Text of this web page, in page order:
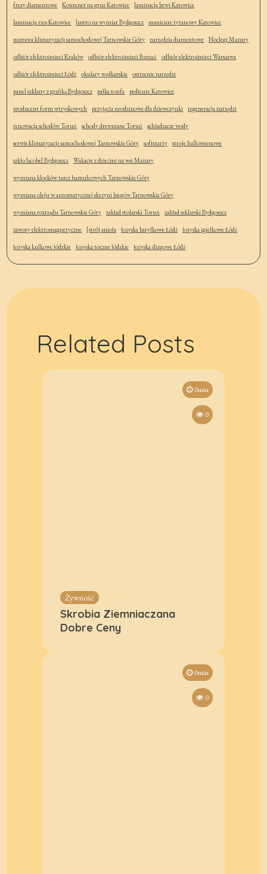
frezy diamentowe Kontener na gruz Katowice laminacja brwi Katowice
laminacja rzęs Katowice lustro na wymiar Bydgoszcz manicure tytanowy Katowice
naprawa klimatyzacji samochodowej Tarnowskie Góry narzędzia diamentowe Noclegi Mazury
odbiór elektrośmieci Kraków odbiór elektrośmieci Poznań odbiór elektrośmieci Warszawa
odbiór elektrośmieci Łódź okulary wędkarskie ostrzenie narzędzi
panel szklany z grafiką Bydgoszcz pałka tonfa pedicure Katowice
producent form wtryskowych przyjęcia urodzinowe dla dziewczynki regeneracja narzędzi
renowacja schodów Toruń schody drewniane Toruń schładzacze wody
serwis klimatyzacji samochodowej Tarnowskie Góry softstarty stroje halloweenowe
szkło lacobel Bydgoszcz Wakacje z dziećmi na wsi Mazury
wymiana klocków tarcz hamulcowych Tarnowskie Góry
wymiana oleju w automatycznej skrzyni biegów Tarnowskie Góry
wymiana rozrządu Tarnowskie Góry zakład stolarski Toruń zakład szklarski Bydgoszcz
zawory elektromagnetyczne {strój anioła łożyska baryłkowe Łódź łożyska igiełkowe Łódź
łożyska kulkowe łódzkie łożyska toczne łódzkie łożyska ślizgowe Łódź
Related Posts
0min
0
Żywność
Skrobia Ziemniaczana
Dobre Ceny
0min
0